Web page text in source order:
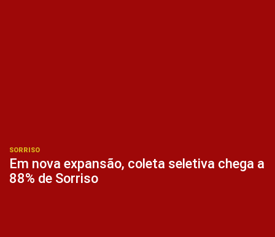
SORRISO
Em nova expansão, coleta seletiva chega a
88% de Sorriso